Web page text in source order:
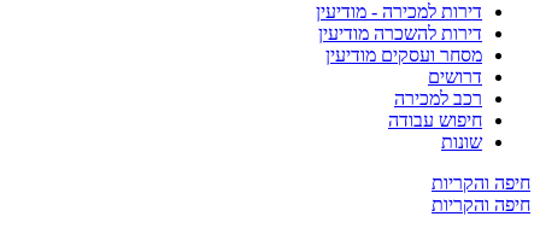
דירות למכירה - מודיעין
דירות להשכרה מודיעין
מסחר ועסקים מודיעין
דרושים
רכב למכירה
חיפוש עבודה
שונות